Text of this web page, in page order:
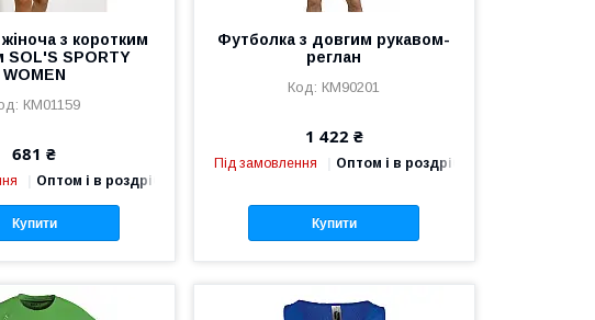
з коротким
SOL'S SPORTY
WOMEN
КМ01159
681 ₴
Оптом і в роздріб
Купити
Футболка з довгим рукавом-
реглан
КМ90201
1 422 ₴
Під замовлення Оптом і в роздріб
Купити